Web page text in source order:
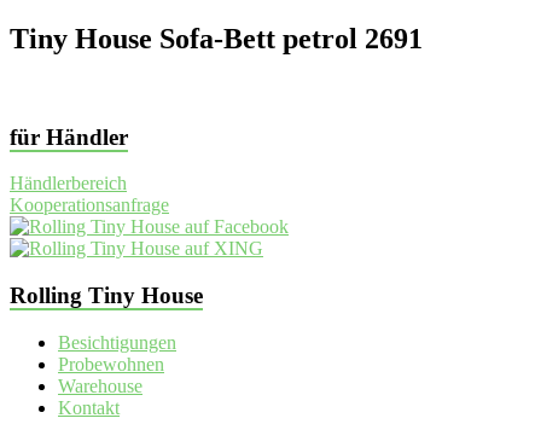
Tiny House Sofa-Bett petrol 2691
für Händler
Händlerbereich
Kooperationsanfrage
Rolling Tiny House
Besichtigungen
Probewohnen
Warehouse
Kontakt